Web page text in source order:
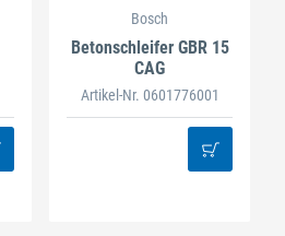
Bosch
Betonschleifer GBR 15
CAG
Artikel-Nr. 0601776001